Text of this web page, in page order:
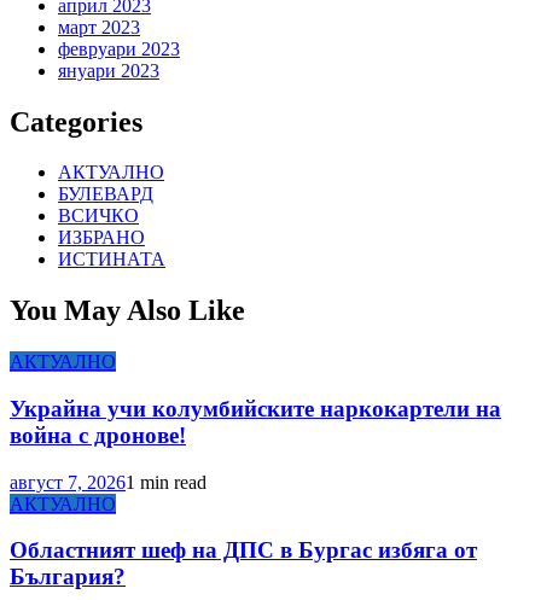
април 2023
март 2023
февруари 2023
януари 2023
Categories
АКТУАЛНО
БУЛЕВАРД
ВСИЧКО
ИЗБРАНО
ИСТИНАТА
You May Also Like
АКТУАЛНО
Украйна учи колумбийските наркокартели на
война с дронове!
август 7, 20261 min read
АКТУАЛНО
Областният шеф на ДПС в Бургас избяга от
България?